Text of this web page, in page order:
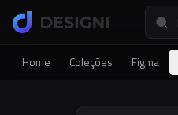
Home Coleções Figma